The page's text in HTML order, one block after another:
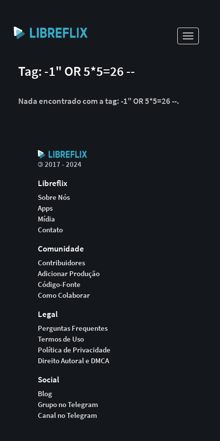
Toggle
Tag: -1" OR 5*5=26 --
Nada encontrado com a tag: -1" OR 5*5=26 --.
©2017 - 2024
Libreflix
Sobre Nós
Apps
Mídia
Contato
Comunidade
Contribuidores
Adicionar Produção
Código-Fonte
Como Colaborar
Legal
Perguntas Frequentes
Termos de Uso
Política de Privacidade
Direito Autoral e DMCA
Social
Blog
Grupo no Telegram
Canal no Telegram